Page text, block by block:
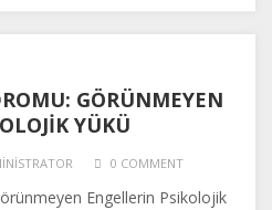
GÖRÜNMEYEN
YÜKÜ
0 COMMENT
Engellerin Psikolojik